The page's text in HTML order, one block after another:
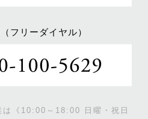
フリーダイヤル）
は《10:00～18:00 日曜・祝日